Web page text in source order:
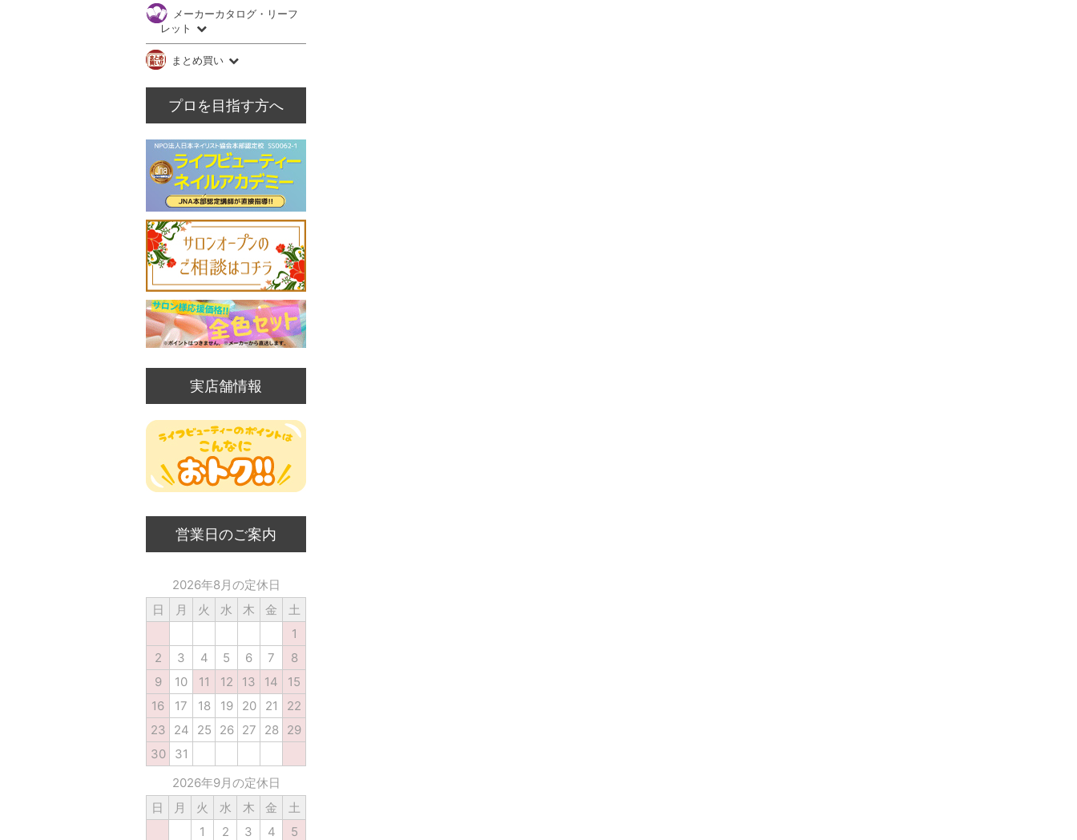
メーカーカタログ・リーフ
レット
まとめ買い
プロを目指す方へ
実店舗情報
営業日のご案内
2026年8月の定休日
日
月 火 水 木 金
土
1
2
3 4 5 6 7
8
9
10 11 12 13 14
15
16
17 18 19 20 21
22
23
24 25 26 27 28
29
30
31
2026年9月の定休日
日
月 火 水 木 金
土
1
2 3 4
5